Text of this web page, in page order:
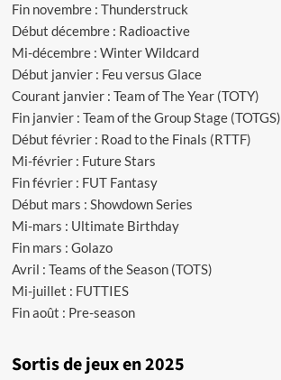
Fin novembre : Thunderstruck
Début décembre : Radioactive
Mi-décembre : Winter Wildcard
Début janvier : Feu versus Glace
Courant janvier : Team of The Year (TOTY)
Fin janvier : Team of the Group Stage (TOTGS)
Début février : Road to the Finals (RTTF)
Mi-février : Future Stars
Fin février : FUT Fantasy
Début mars : Showdown Series
Mi-mars : Ultimate Birthday
Fin mars : Golazo
Avril : Teams of the Season (TOTS)
Mi-juillet : FUTTIES
Fin août : Pre-season
Sortis de jeux en 2025